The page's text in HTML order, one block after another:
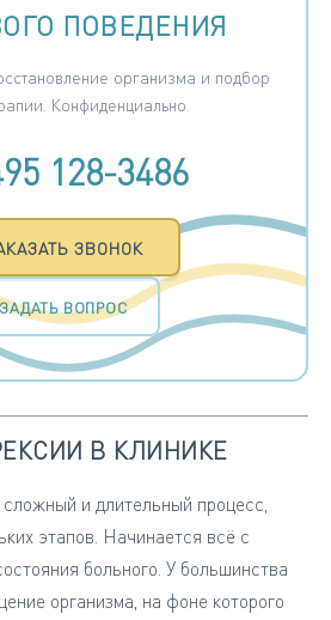
ПОВЕДЕНИЯ
организма и подбор
Конфиденциально.
128-3486
ЗВОНОК
ЗАДАТЬ ВОПРОС
В КЛИНИКЕ
и длительный процесс,
этапов. Начинается всё с
больного. У большинства
организма, на фоне которого